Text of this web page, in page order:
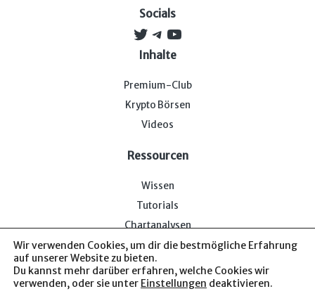
Socials
Twitter
Telegram
YouTube
Inhalte
Premium-Club
Krypto Börsen
Videos
Ressourcen
Wissen
Tutorials
Chartanalysen
Wir verwenden Cookies, um dir die bestmögliche Erfahrung
auf unserer Website zu bieten.
Du kannst mehr darüber erfahren, welche Cookies wir
verwenden, oder sie unter Einstellungen deaktivieren.